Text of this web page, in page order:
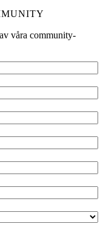
våra community-